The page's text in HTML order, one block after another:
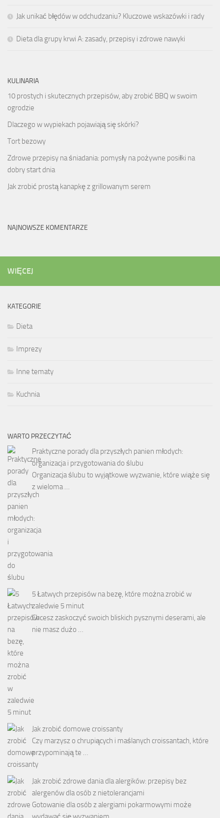
Jak unikać błędów w odchudzaniu? Kluczowe wskazówki i rady
Dieta dla grupy krwi A: zasady, przepisy i zdrowe nawyki
KULINARIA
10 prostych i skutecznych przepisów, aby zrobić BBQ w swoim
ogrodzie
Dlaczego w wypiekach pojawiają się skórki?
Tort bezowy
Zdrowe przepisy na śniadania: pomysły na pożywne posiłki na
dobry start dnia
Jak zrobić prostą kanapkę z grillowanym serem
NAJNOWSZE KOMENTARZE
WIĘCEJ
KATEGORIE
Dieta
Imprezy
Inne tematy
Kuchnia
WARTO PRZECZYTAĆ
Praktyczne porady dla przyszłych panien młodych:
organizacja i przygotowania do ślubu
Organizacja ślubu to wyjątkowe wyzwanie, które wiąże się
z wieloma …
5 Łatwych przepisów na bezę, które można zrobić w
zaledwie 5 minut
Chcesz zaskoczyć swoich bliskich pysznymi deserami, ale
nie masz dużo …
Jak zrobić domowe croissanty
Czy marzysz o chrupiących i maślanych croissantach, które
przypominają te …
Jak zrobić zdrowe dania dla alergików: przepisy bez
alergenów dla osób z nietolerancjami
Gotowanie dla osób z alergiami pokarmowymi może